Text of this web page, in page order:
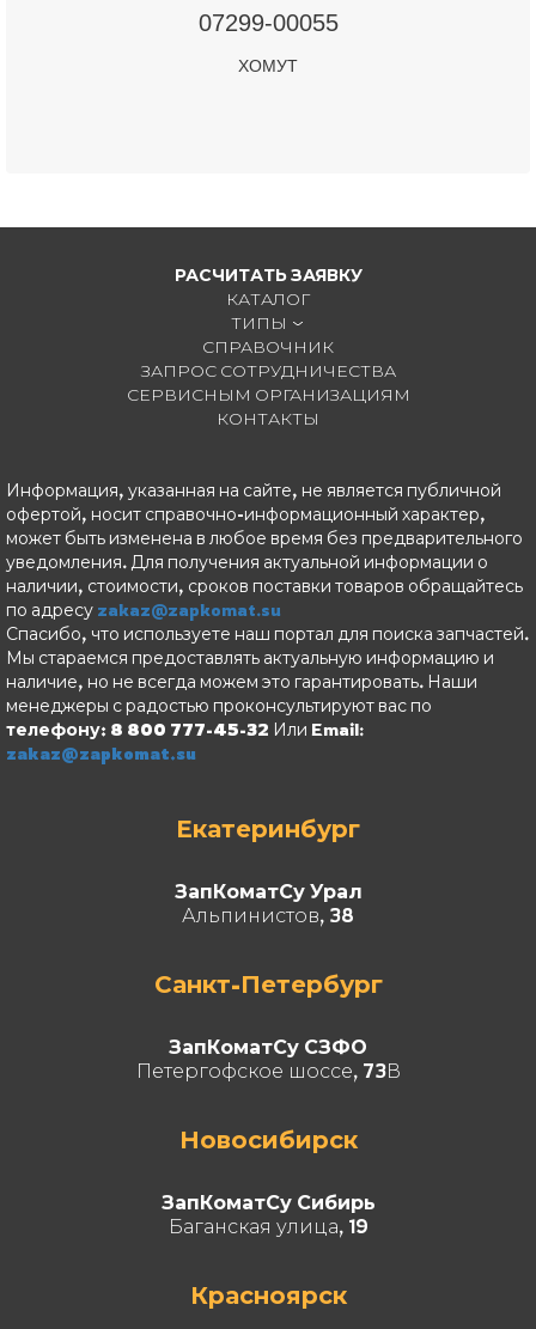
07299-00055
ХОМУТ
РАСЧИТАТЬ ЗАЯВКУ
КАТАЛОГ
ТИПЫ
СПРАВОЧНИК
ЗАПРОС СОТРУДНИЧЕСТВА
СЕРВИСНЫМ ОРГАНИЗАЦИЯМ
КОНТАКТЫ
Информация, указанная на сайте, не является публичной
офертой, носит справочно-информационный характер,
может быть изменена в любое время без предварительного
уведомления. Для получения актуальной информации о
наличии, стоимости, сроков поставки товаров обращайтесь
по адресу zakaz@zapkomat.su
Спасибо, что используете наш портал для поиска запчастей.
Мы стараемся предоставлять актуальную информацию и
наличие, но не всегда можем это гарантировать. Наши
менеджеры с радостью проконсультируют вас по
телефону: 8 800 777-45-32 Или Email:
zakaz@zapkomat.su
Екатеринбург
ЗапКоматСу Урал
Альпинистов, 38
Санкт-Петербург
ЗапКоматСу СЗФО
Петергофское шоссе, 73В
Новосибирск
ЗапКоматСу Сибирь
Баганская улица, 19
Красноярск